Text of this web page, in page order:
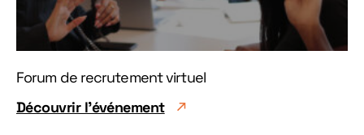
Forum de recrutement virtuel
Découvrir l'événement